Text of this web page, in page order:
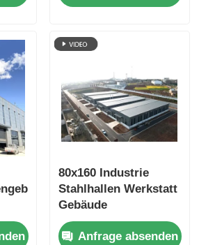
80x160 Industrie
Stahlhallen Werkstatt
Gebäude
Sandwichplatte
Anfrage absenden